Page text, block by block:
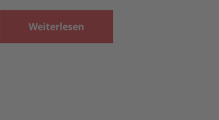
Weiterlesen